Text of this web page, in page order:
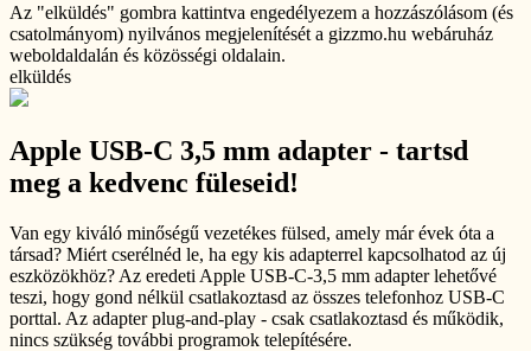
Az "elküldés" gombra kattintva engedélyezem a hozzászólásom (és
csatolmányom) nyilvános megjelenítését a gizzmo.hu webáruház
weboldaldalán és közösségi oldalain.
elküldés
Apple USB-C 3,5 mm adapter - tartsd
meg a kedvenc füleseid!
Van egy kiváló minőségű vezetékes fülsed, amely már évek óta a
társad? Miért cserélnéd le, ha egy kis adapterrel kapcsolhatod az új
eszközökhöz? Az eredeti Apple USB-C-3,5 mm adapter lehetővé
teszi, hogy gond nélkül csatlakoztasd az összes telefonhoz USB-C
porttal. Az adapter plug-and-play - csak csatlakoztasd és működik,
nincs szükség további programok telepítésére.